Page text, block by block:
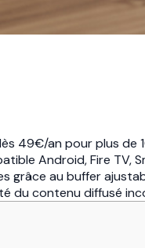
49€/an pour plus de
Android, Fire TV,
grâce au buffer
du contenu diffusé